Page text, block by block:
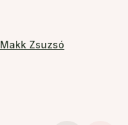
Makk Zsuzsó